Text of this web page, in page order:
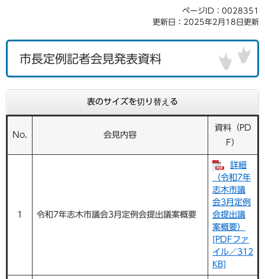
ページID：0028351
更新日：2025年2月18日更新
市長定例記者会見発表資料
表のサイズを切り替える
No. 会見内容
資料（PD
F）
1 令和7年志木市議会3月定例会提出議案概要
詳細
（令和7年
志木市議
会3月定例
会提出議
案概要）
[PDFファ
イル／312
KB]